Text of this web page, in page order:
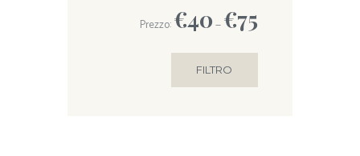
FILTRO
Prezzo:€40—€75